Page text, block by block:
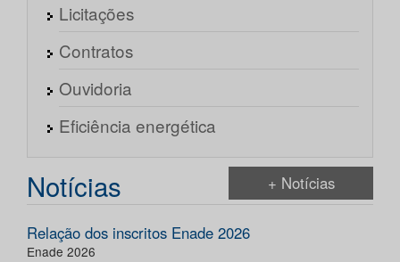
Licitações
Contratos
Ouvidoria
Eficiência energética
Notícias + Notícias
Relação dos inscritos Enade 2026
Enade 2026